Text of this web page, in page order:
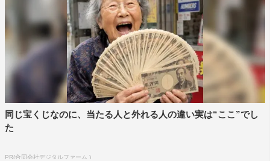
同じ宝くじなのに、当たる人と外れる人の違い実は“ここ”でし
た
PR(合同会社デジタルファーム )